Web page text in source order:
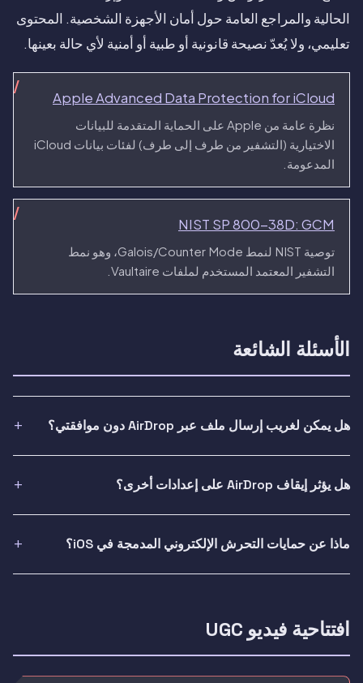
الحالية والمراجع العامة حول أمان الأجهزة الشخصية. المحتوى
تعليمي، ولا يُعدّ نصيحة قانونية أو طبية أو أمنية لأي حالة بعينها.
Apple Advanced Data Protection for iCloud
نظرة عامة من Apple على الحماية المتقدمة للبيانات
الاختيارية (التشفير من طرف إلى طرف) لفئات بيانات iCloud
المدعومة.
NIST SP 800-38D: GCM
توصية NIST لنمط Galois/Counter Mode، وهو نمط
التشفير المعتمد المستخدم لملفات Vaultaire.
الأسئلة الشائعة
هل يمكن لغريب إرسال ملف عبر AirDrop دون موافقتي؟
هل يؤثر إيقاف AirDrop على إعدادات أخرى؟
ماذا عن حمايات التحرش الإلكتروني المدمجة في iOS؟
افتتاحية فيديو UGC